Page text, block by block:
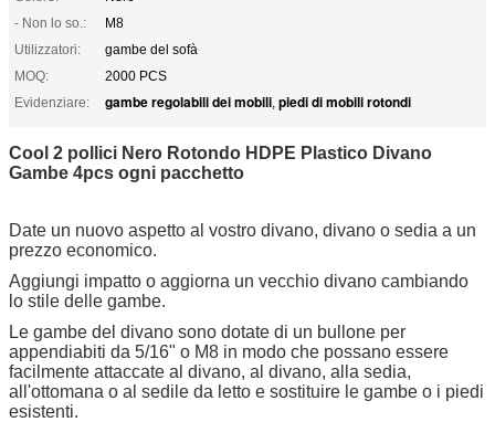
- Non lo so.:
M8
Utilizzatori:
gambe del sofà
MOQ:
2000 PCS
Evidenziare:
gambe regolabili dei mobili, piedi di mobili rotondi
Cool 2 pollici Nero Rotondo HDPE Plastico Divano
Gambe 4pcs ogni pacchetto
Date un nuovo aspetto al vostro divano, divano o sedia a un
prezzo economico.
Aggiungi impatto o aggiorna un vecchio divano cambiando
lo stile delle gambe.
Le gambe del divano sono dotate di un bullone per
appendiabiti da 5/16" o M8 in modo che possano essere
facilmente attaccate al divano, al divano, alla sedia,
all'ottomana o al sedile da letto e sostituire le gambe o i piedi
esistenti.